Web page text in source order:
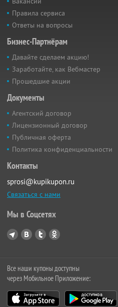
Правила сервиса
Ответы на вопросы
Бизнес-Партнёрам
Давайте сделаем акцию!
Заработайте, как Вебмастер
Прошедшие акции
Документы
Агентский договор
Лицензионный договор
Публичная оферта
Политика конфиденциальности
Контакты
sprosi@kupikupon.ru
Связаться с нами
Мы в Соцсетях
Все наши купоны доступны
через Мобильное Приложение: